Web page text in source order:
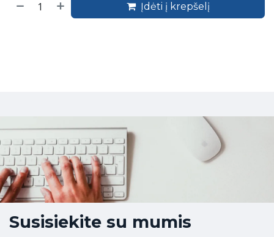
Įdėti į krepšelį
Susisiekite su mumis